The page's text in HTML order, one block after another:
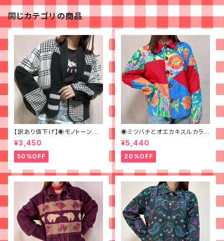
同じカテゴリの商品
【訳あり値下げ】◉モノトーンパ
ッチワークなジャケット◉ 古着
黒 チェック ショート丈
¥3,450
50%OFF
◉ミツバチとオエカキスルカラフ
ルペイントなジャケット◉
¥5,440
20%OFF